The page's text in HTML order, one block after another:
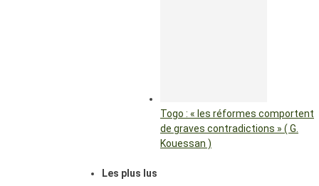
Togo : « les réformes comportent
de graves contradictions » ( G.
Kouessan )
Les plus lus